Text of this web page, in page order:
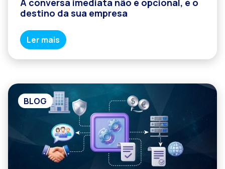
A conversa imediata não é opcional, é o
destino da sua empresa
Ler mais
BLOG